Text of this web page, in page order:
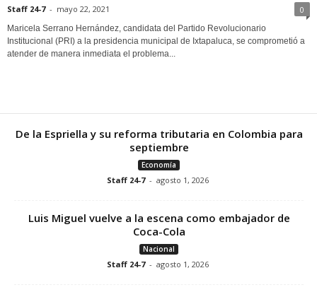
Staff 24-7 - mayo 22, 2021 0
Maricela Serrano Hernández, candidata del Partido Revolucionario
Institucional (PRI) a la presidencia municipal de Ixtapaluca, se comprometió a
atender de manera inmediata el problema...
De la Espriella y su reforma tributaria en Colombia para
septiembre
Economía
Staff 24-7 - agosto 1, 2026
Luis Miguel vuelve a la escena como embajador de
Coca-Cola
Nacional
Staff 24-7 - agosto 1, 2026